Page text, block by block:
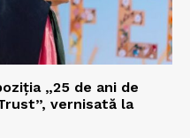
„25 de ani de
vernisată la